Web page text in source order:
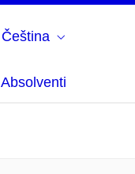
Čeština
Absolventi